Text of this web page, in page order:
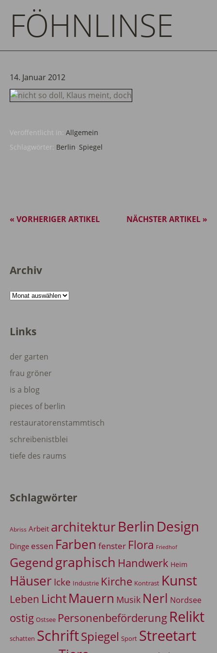
FÖHNLINSE
14. Januar 2012
Veröffentlicht in: Allgemein
Schlagwörter: Berlin, Spiegel
NÄCHSTER ARTIKEL »
« VORHERIGER ARTIKEL
Archiv
Archiv
Links
der garten
frau gröner
is a blog
pieces of berlin
restauratorenstammtisch
schreibenistblei
tiefe des raums
Schlagwörter
Abriss Arbeit architekturBerlin Design
Dinge essen Farben fenster Flora Friedhof
Gegendgraphisch Handwerk Heim
Häuser Icke Industrie Kirche Kontrast Kunst
Leben LichtMauern Musik Nerl Nordsee
ostig Ostsee Personenbeförderung Relikt
schatten SchriftSpiegel Sport Streetart